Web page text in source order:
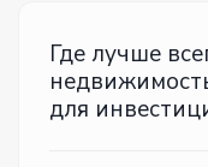
Где лучше
для